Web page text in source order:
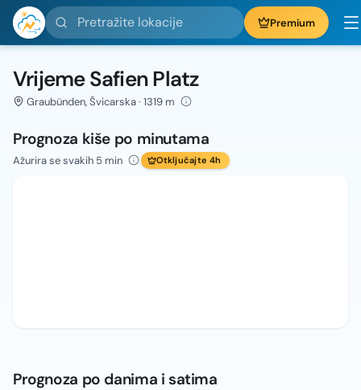
Pretražite lokacije Premium
Vrijeme Safien Platz
Graubünden, Švicarska · 1319 m
Prognoza kiše po minutama
Ažurira se svakih 5 min Otključajte 4h
Prognoza po danima i satima